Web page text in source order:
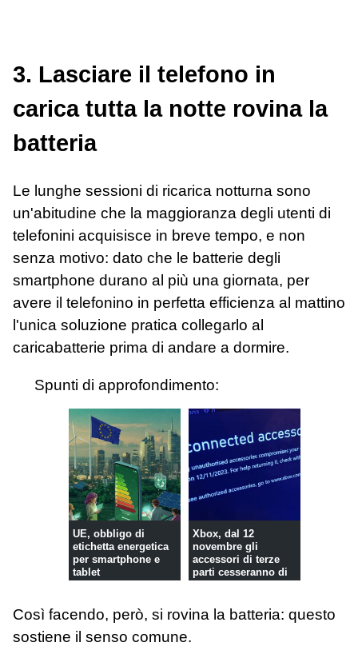
3. Lasciare il telefono in
carica tutta la notte rovina la
batteria
Le lunghe sessioni di ricarica notturna sono
un'abitudine che la maggioranza degli utenti di
telefonini acquisisce in breve tempo, e non
senza motivo: dato che le batterie degli
smartphone durano al più una giornata, per
avere il telefonino in perfetta efficienza al mattino
l'unica soluzione pratica collegarlo al
caricabatterie prima di andare a dormire.
Spunti di approfondimento:
UE, obbligo di
etichetta energetica
per smartphone e
tablet
Xbox, dal 12
novembre gli
accessori di terze
parti cesseranno di
funzionare
Così facendo, però, si rovina la batteria: questo
sostiene il senso comune.